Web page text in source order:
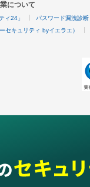
について
ィ24」 パスワード漏洩診断
セキュリティ byイエラエ）